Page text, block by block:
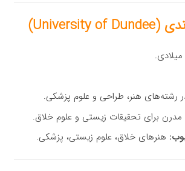
رشته‌های هنر، طراحی و علوم پزشکی.
مدرن برای تحقیقات زیستی و علوم خلاق.
هنرهای خلاق، علوم زیستی، پزشکی.